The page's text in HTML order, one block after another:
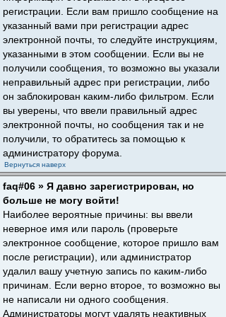
регистрации. Если вам пришло сообщение на
указанный вами при регистрации адрес
электронной почты, то следуйте инструкциям,
указанными в этом сообщении. Если вы не
получили сообщения, то возможно вы указали
неправильный адрес при регистрации, либо
он заблокирован каким-либо фильтром. Если
вы уверены, что ввели правильный адрес
электронной почты, но сообщения так и не
получили, то обратитесь за помощью к
администратору форума.
Вернуться наверх
faq#06 » Я давно зарегистрирован, но
больше не могу войти!
Наиболее вероятные причины: вы ввели
неверное имя или пароль (проверьте
электронное сообщение, которое пришло вам
после регистрации), или администратор
удалил вашу учетную запись по каким-либо
причинам. Если верно второе, то возможно вы
не написали ни одного сообщения.
Администраторы могут удалять неактивных